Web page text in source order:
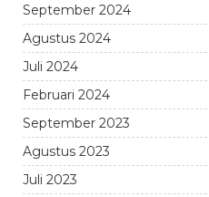
September 2024
Agustus 2024
Juli 2024
Februari 2024
September 2023
Agustus 2023
Juli 2023